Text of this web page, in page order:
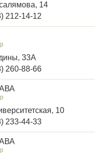
14
212-14-12
33А
260-88-66
10
233-44-33